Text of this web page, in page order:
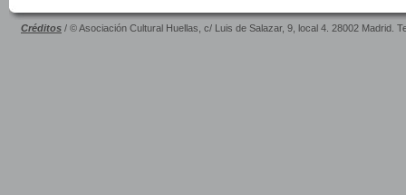
Créditos / © Asociación Cultural Huellas, c/ Luis de Salazar, 9, local 4. 28002 Madrid.